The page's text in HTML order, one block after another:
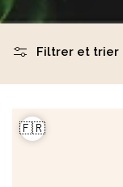
Filtrer et trier
🇫🇷